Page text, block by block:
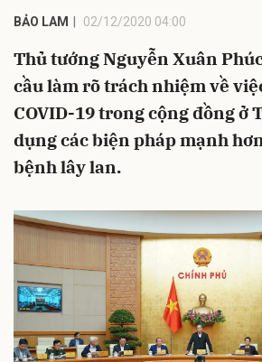
BẢO LAM 02/12/2020 04:00
Thủ tướng Nguyễn Xuân
cầu làm rõ trách nhiệm về
COVID-19 trong cộng đồng ở
dụng các biện pháp mạnh
bệnh lây lan.